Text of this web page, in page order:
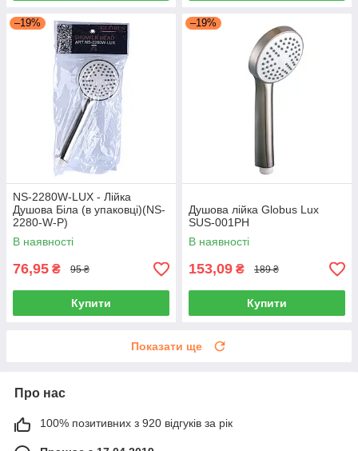
–19%
NS-2280W-LUX - Лійка
Душова Біла (в упаковці)(NS-
2280-W-P)
В наявності
76,95 ₴ 95 ₴
Купити
–19%
Душова лійка Globus Lux
SUS-001PH
В наявності
153,09 ₴ 189 ₴
Купити
Показати ще
Про нас
100% позитивних з 920 відгуків за рік